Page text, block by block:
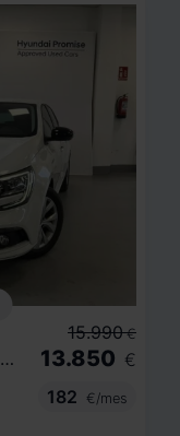
LIMITED + BLUE DCI 70 KW (95CV) SS
15.990 €
13.850 €
182
€/mes